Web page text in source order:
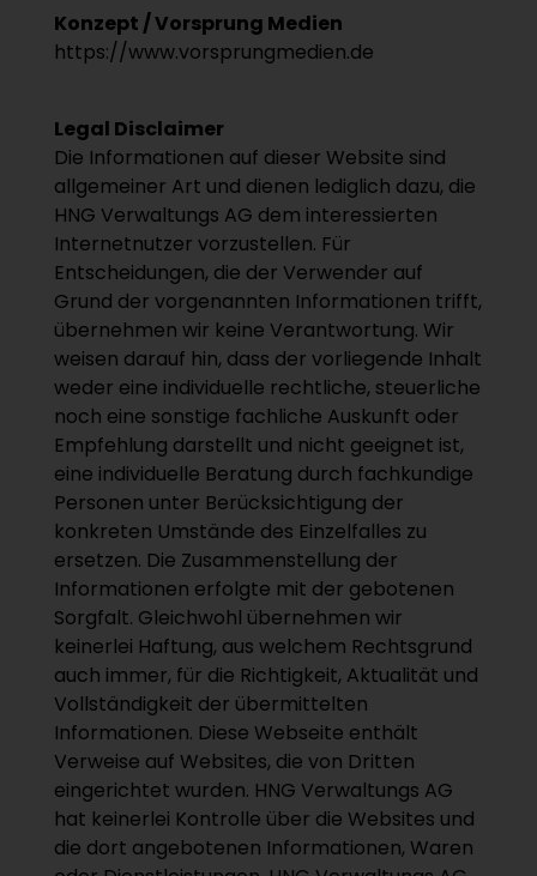
Konzept / Vorsprung Medien
https://www.vorsprungmedien.de
Legal Disclaimer
Die Informationen auf dieser Website sind
allgemeiner Art und dienen lediglich dazu, die
HNG Verwaltungs AG dem interessierten
Internetnutzer vorzustellen. Für
Entscheidungen, die der Verwender auf
Grund der vorgenannten Informationen trifft,
übernehmen wir keine Verantwortung. Wir
weisen darauf hin, dass der vorliegende Inhalt
weder eine individuelle rechtliche, steuerliche
noch eine sonstige fachliche Auskunft oder
Empfehlung darstellt und nicht geeignet ist,
eine individuelle Beratung durch fachkundige
Personen unter Berücksichtigung der
konkreten Umstände des Einzelfalles zu
ersetzen. Die Zusammenstellung der
Informationen erfolgte mit der gebotenen
Sorgfalt. Gleichwohl übernehmen wir
keinerlei Haftung, aus welchem Rechtsgrund
auch immer, für die Richtigkeit, Aktualität und
Vollständigkeit der übermittelten
Informationen. Diese Webseite enthält
Verweise auf Websites, die von Dritten
eingerichtet wurden. HNG Verwaltungs AG
hat keinerlei Kontrolle über die Websites und
die dort angebotenen Informationen, Waren